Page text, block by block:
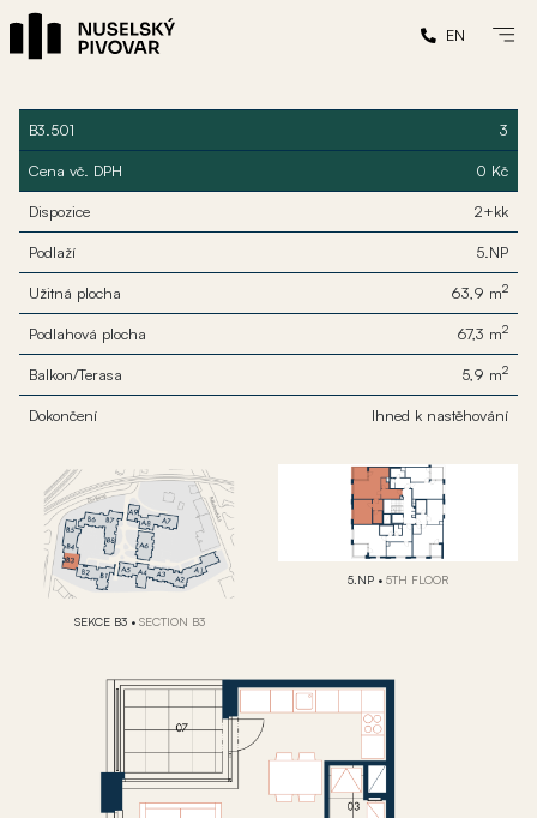
EN
B3.501 3
Cena vč. DPH 0 Kč
Dispozice 2+kk
Podlaží 5.NP
Užitná plocha 63,9 m2
Podlahová plocha 67,3 m2
Balkon/Terasa 5,9 m2
Dokončení Ihned k nastěhování
SEKCE B3 • SECTION B3
5.NP • 5TH FLOOR